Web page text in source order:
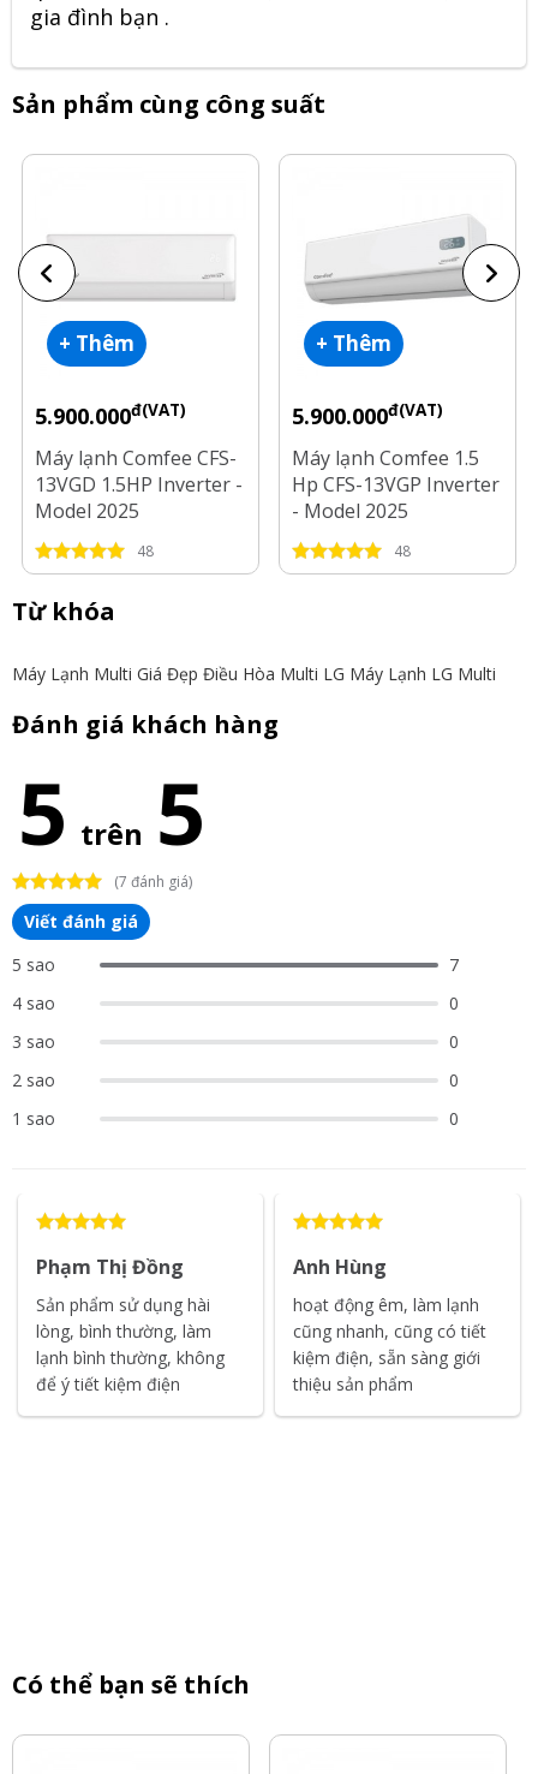
gia đình bạn .
Sản phẩm cùng công suất
+ Thêm
5.900.000đ(VAT)
Máy lạnh Comfee CFS-
13VGD 1.5HP Inverter -
Model 2025
48
+ Thêm
5.900.000đ(VAT)
Máy lạnh Comfee 1.5
Hp CFS-13VGP Inverter
- Model 2025
48
Từ khóa
Máy Lạnh Multi Giá Đẹp Điều Hòa Multi LG Máy Lạnh LG Multi
Đánh giá khách hàng
5 trên 5
(7 đánh giá)
Viết đánh giá
5 sao
7
4 sao
0
3 sao
0
2 sao
0
1 sao
0
Phạm Thị Đồng
Sản phẩm sử dụng hài
lòng, bình thường, làm
lạnh bình thường, không
để ý tiết kiệm điện
Anh Hùng
hoạt động êm, làm lạnh
cũng nhanh, cũng có tiết
kiệm điện, sẵn sàng giới
thiệu sản phẩm
Có thể bạn sẽ thích